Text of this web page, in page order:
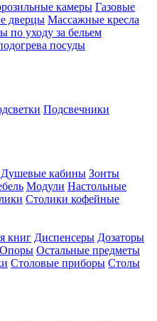
камеры Газовые
дверцы Массажные кресла
по уходу за бельем
посуды
Подсвечники
Душевые кабины Зонты
Модули Настольные
Столики кофейные
книг Диспенсеры Дозаторы
Опоры Остальные предметы
Столовые приборы Столы